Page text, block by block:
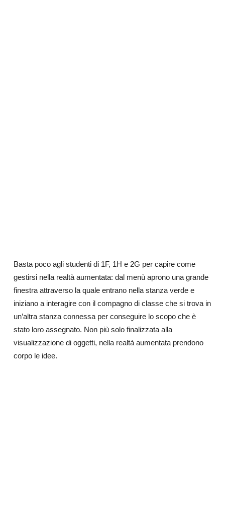
Basta poco agli studenti di 1F, 1H e 2G per capire come
gestirsi nella realtà aumentata: dal menù aprono una grande
finestra attraverso la quale entrano nella stanza verde e
iniziano a interagire con il compagno di classe che si trova in
un’altra stanza connessa per conseguire lo scopo che è
stato loro assegnato. Non più solo finalizzata alla
visualizzazione di oggetti, nella realtà aumentata prendono
corpo le idee.